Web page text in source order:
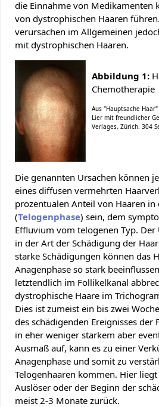
die Einnahme von Medikamenten
von dystrophischen Haaren führen.
verursachen im Allgemeinen
mit dystrophischen Haaren.
Abbildung 1:
Chemotherapie
Aus "Hauptsache
Lier mit freundlicher
Verlages, Zürich. 304
Die genannten Ursachen können
eines diffusen vermehrten
prozentualen Anteil von Haaren in
(Telogenphase) sein, dem
Effluvium vom telogenen Typ.
in der Art der Schädigung der
starke Schädigungen können das
Anagenphase so stark
letztendlich im Follikelkanal
dystrophische Haare im
Dies ist zumeist ein bis zwei
des schädigenden Ereignisses der
in eher weniger starkem aber
Ausmaß auf, kann es zu einer
Anagenphase und somit zu
Telogenhaaren kommen. Hier
Auslöser oder der Beginn der
meist 2-3 Monate zurück.